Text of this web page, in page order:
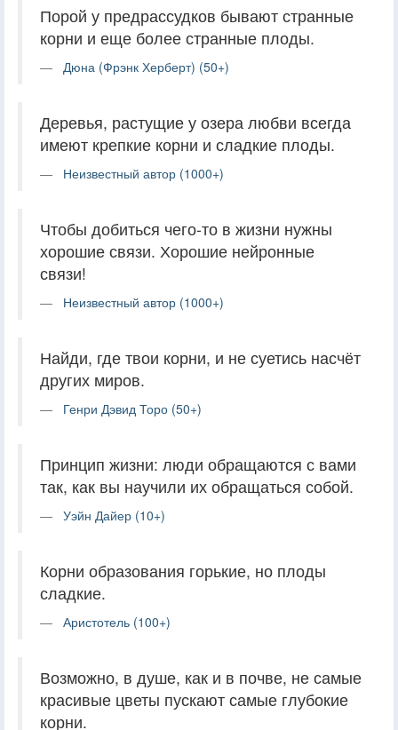
Порой у предрассудков бывают странные
корни и еще более странные плоды.
Дюна (Фрэнк Херберт) (50+)
Деревья, растущие у озера любви всегда
имеют крепкие корни и сладкие плоды.
Неизвестный автор (1000+)
Чтобы добиться чего-то в жизни нужны
хорошие связи. Хорошие нейронные
связи!
Неизвестный автор (1000+)
Найди, где твои корни, и не суетись насчёт
других миров.
Генри Дэвид Торо (50+)
Принцип жизни: люди обращаются с вами
так, как вы научили их обращаться собой.
Уэйн Дайер (10+)
Корни образования горькие, но плоды
сладкие.
Аристотель (100+)
Возможно, в душе, как и в почве, не самые
красивые цветы пускают самые глубокие
корни.